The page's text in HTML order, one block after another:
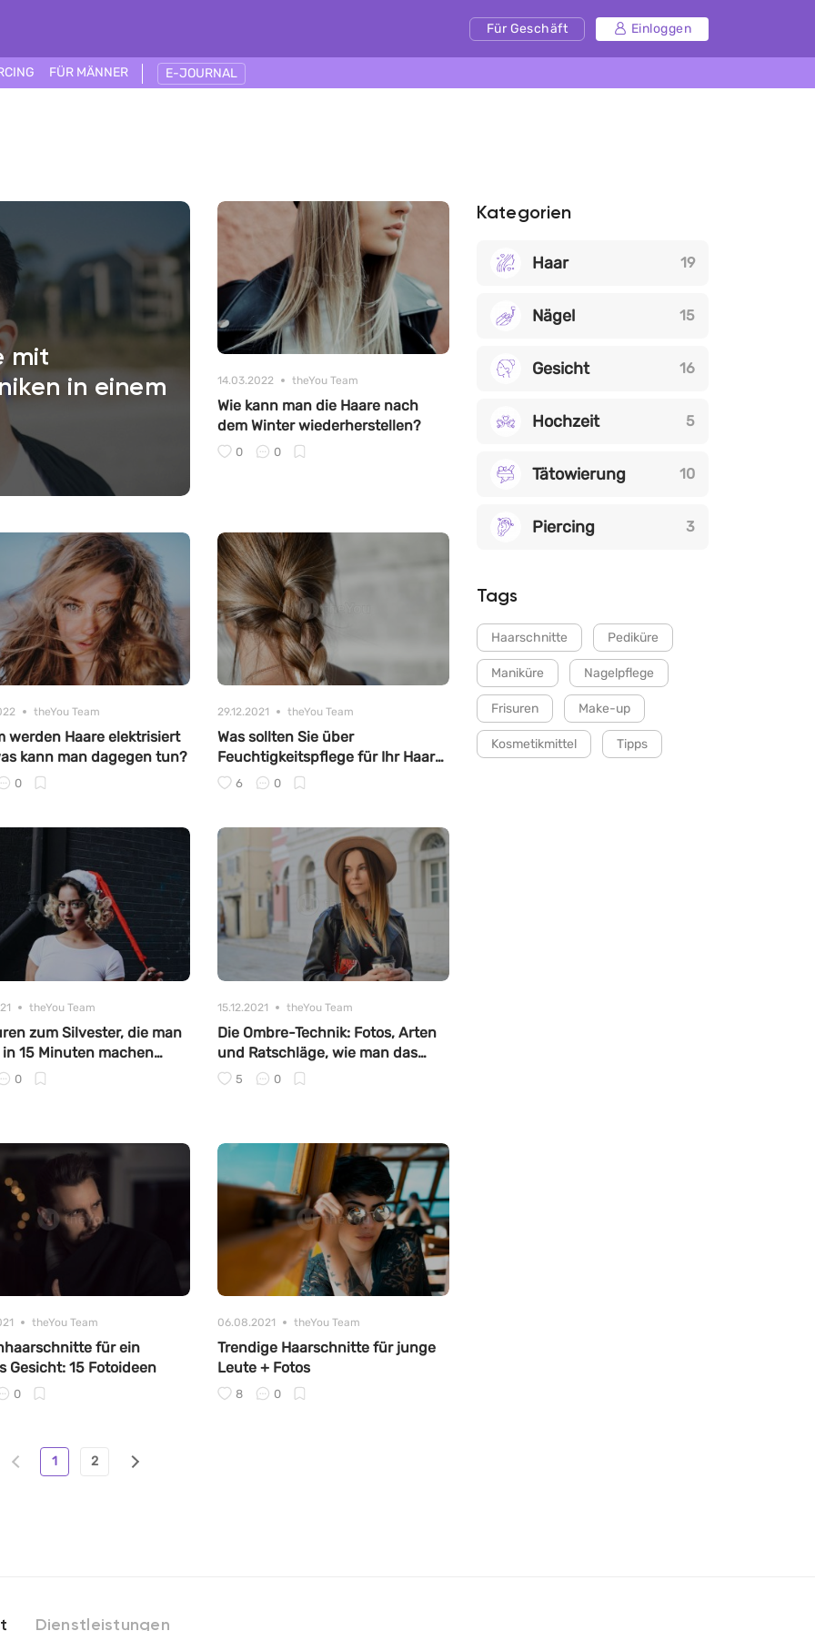
Für Geschäft Einloggen
FÜR MÄNNER E-JOURNAL
mit
in einem
14.03.2022 theYou Team
Wie kann man die Haare nach
dem Winter wiederherstellen?
0 0
theYou Team
werden Haare elektrisiert
kann man dagegen tun?
0
29.12.2021 theYou Team
Was sollten Sie über
Feuchtigkeitspflege für Ihr Haar
wissen
6 0
theYou Team
zum Silvester, die man
15 Minuten machen
0
15.12.2021 theYou Team
Die Ombre-Technik: Fotos, Arten
und Ratschläge, wie man das
selbst machen kann
5 0
theYou Team
für ein
Gesicht: 15 Fotoideen
0
06.08.2021 theYou Team
Trendige Haarschnitte für junge
Leute + Fotos
8 0
1 2
Kategorien
Haar 19
Nägel 15
Gesicht 16
Hochzeit 5
Tätowierung 10
Piercing 3
Tags
Haarschnitte Pediküre
Maniküre Nagelpflege
Frisuren Make-up
Kosmetikmittel Tipps
Dienstleistungen